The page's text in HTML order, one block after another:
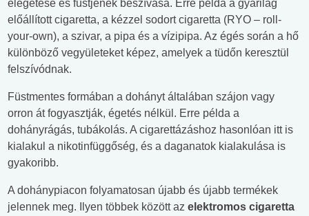
elégetése és füstjének beszívása. Erre példa a gyárilag
előállított cigaretta, a kézzel sodort cigaretta (RYO – roll-
your-own), a szivar, a pipa és a vízipipa. Az égés során a hő
különböző vegyületeket képez, amelyek a tüdőn keresztül
felszívódnak.
Füstmentes formában a dohányt általában szájon vagy
orron át fogyasztják, égetés nélkül. Erre példa a
dohányrágás, tubákolás. A cigarettázáshoz hasonlóan itt is
kialakul a nikotinfüggőség, és a daganatok kialakulása is
gyakoribb.
A dohánypiacon folyamatosan újabb és újabb termékek
jelennek meg. Ilyen többek között az elektromos cigaretta